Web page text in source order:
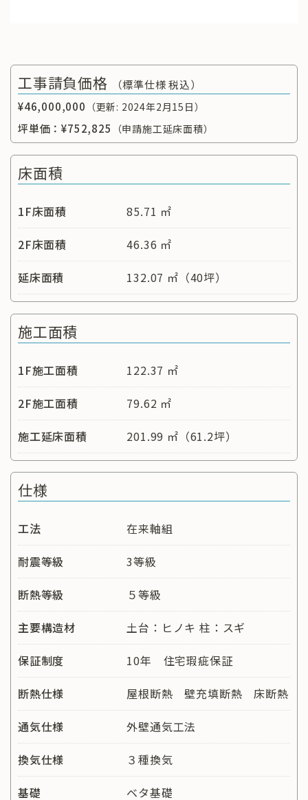
工事請負価格
（標準仕様 税込）
¥46,000,000 （更新: 2024年2月15日）
坪単価：¥752,825 （申請施工延床面積）
床面積
1F床面積
85.71 ㎡
2F床面積
46.36 ㎡
延床面積
132.07 ㎡（40坪）
施工面積
1F施工面積
122.37 ㎡
2F施工面積
79.62 ㎡
施工延床面積
201.99 ㎡（61.2坪）
仕様
工法
在来軸組
耐震等級
3等級
断熱等級
５等級
主要構造材
土台：ヒノキ 柱：スギ
保証制度
10年 住宅瑕疵保証
断熱仕様
屋根断熱 壁充填断熱 床断熱
通気仕様
外壁通気工法
換気仕様
３種換気
基礎
ベタ基礎